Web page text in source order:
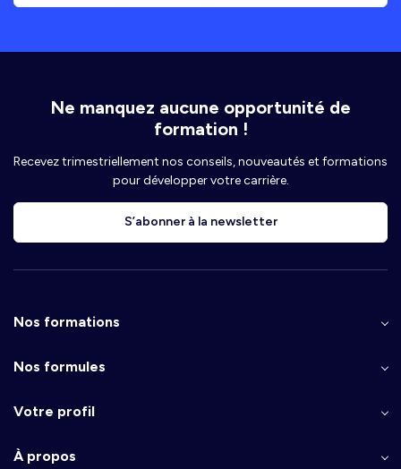
Ne manquez aucune opportunité de
formation !
Recevez trimestriellement nos conseils, nouveautés et formations
pour développer votre carrière.
S’abonner à la newsletter
Nos formations
Nos formules
Votre profil
À propos